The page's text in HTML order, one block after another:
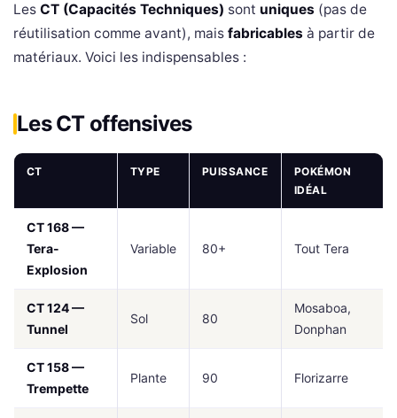
Les CT (Capacités Techniques) sont uniques (pas de
réutilisation comme avant), mais fabricables à partir de
matériaux. Voici les indispensables :
Les CT offensives
CT TYPE PUISSANCE
POKÉMON
IDÉAL
CT 168 —
Tera-
Explosion
Variable 80+ Tout Tera
CT 124 —
Tunnel
Sol 80
Mosaboa,
Donphan
CT 158 —
Trempette
Plante 90 Florizarre